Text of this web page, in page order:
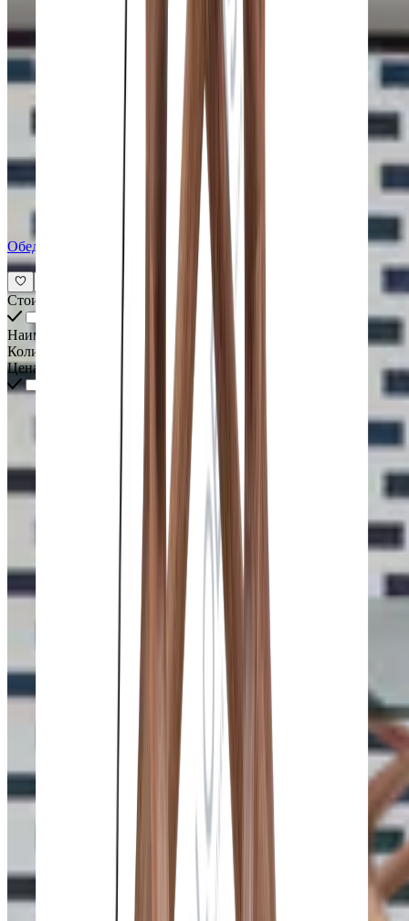
Обеденный стол PORADA Circe
Стоимость всех товаров интерьера
Наименование
Количество
Цена